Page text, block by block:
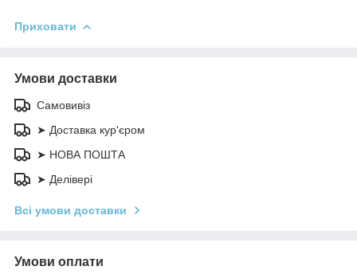
Приховати
Умови доставки
Самовивіз
➤ Доставка кур'єром
➤ НОВА ПОШТА
➤ Делівері
Всі умови доставки
Умови оплати